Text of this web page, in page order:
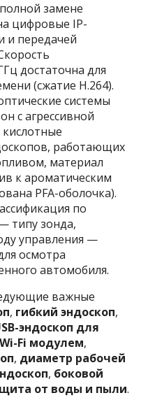
замене
цифровые IP-
и передачей
достаточна для
(сжатие H.264).
системы
с агрессивной
работающих
материал
к ароматическим
PFA-оболочка).
по
типу зонда,
управления —
осмотра
автомобиля.
важные
, гибкий эндоскоп,
эндоскоп для
Fi модулем,
, диаметр рабочей
, боковой
от воды и пыли.